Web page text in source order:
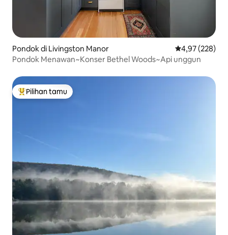
Pondok di Livingston Manor Nilai rata-rata
4,97 (228)
Pondok Menawan~Konser Bethel Woods~Api unggun
Pilihan tamu terpopuler
Pilihan tamu